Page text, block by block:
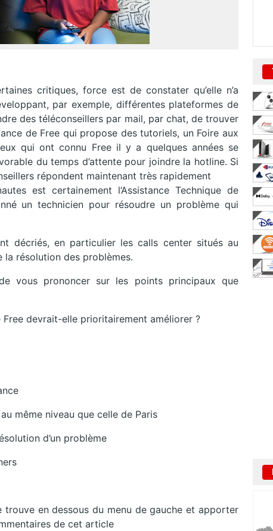
critiques, force est de constater qu’elle n’a
par exemple, différentes plateformes de
des téléconseillers par mail, par chat, de trouver
de Free qui propose des tutoriels, un Foire aux
qui ont connu Free il y a quelques années se
du temps d’attente pour joindre la hotline. Si
répondent maintenant très rapidement
est certainement l’Assistance Technique de
un technicien pour résoudre un problème qui
décriés, en particulier les calls center situés au
résolution des problèmes.
vous prononcer sur les points principaux que
Free devrait-elle prioritairement améliorer ?
même niveau que celle de Paris
d’un problème
trouve en dessous du menu de gauche et apporter
de cet article